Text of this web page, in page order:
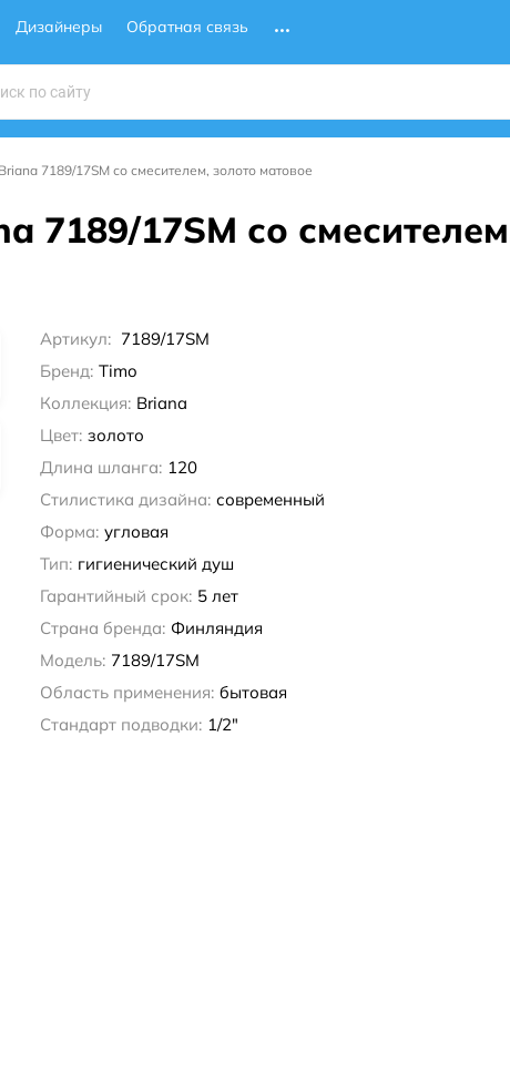
Дизайнеры Обратная связь
7189/17SM со смесителем, золото матовое
7189/17SM со
Артикул: 7189/17SM
Бренд: Timo
Коллекция: Briana
Цвет: золото
Длина шланга: 120
Стилистика дизайна: современный
Форма: угловая
Тип: гигиенический душ
Гарантийный срок: 5 лет
Страна бренда: Финляндия
Модель: 7189/17SM
Область применения: бытовая
Стандарт подводки: 1/2"